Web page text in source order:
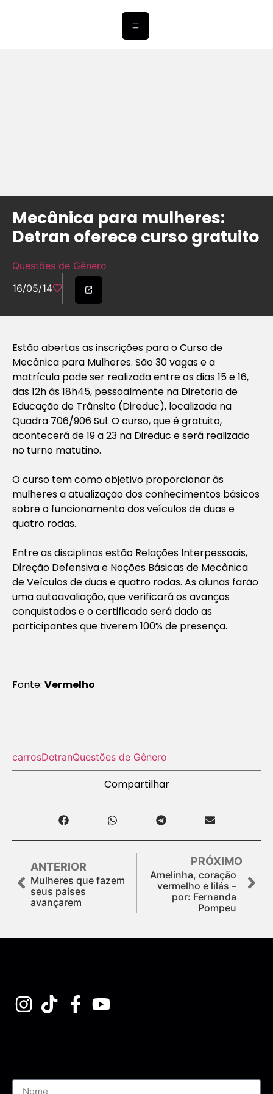
Mecânica para mulheres:
Detran oferece curso gratuito
Questões de Gênero
16/05/14
Estão abertas as inscrições para o Curso de
Mecânica para Mulheres. São 30 vagas e a
matrícula pode ser realizada entre os dias 15 e 16,
das 12h às 18h45, pessoalmente na Diretoria de
Educação de Trânsito (Direduc), localizada na
Quadra 706/906 Sul. O curso, que é gratuito,
acontecerá de 19 a 23 na Direduc e será realizado
no turno matutino.
O curso tem como objetivo proporcionar às
mulheres a atualização dos conhecimentos básicos
sobre o funcionamento dos veículos de duas e
quatro rodas.
Entre as disciplinas estão Relações Interpessoais,
Direção Defensiva e Noções Básicas de Mecânica
de Veículos de duas e quatro rodas. As alunas farão
uma autoavaliação, que verificará os avanços
conquistados e o certificado será dado as
participantes que tiverem 100% de presença.
Fonte: Vermelho
carrosDetranQuestões de Gênero
Compartilhar
ANTERIOR
Mulheres que fazem
seus países
avançarem
PRÓXIMO
Amelinha, coração
vermelho e lilás –
por: Fernanda
Pompeu